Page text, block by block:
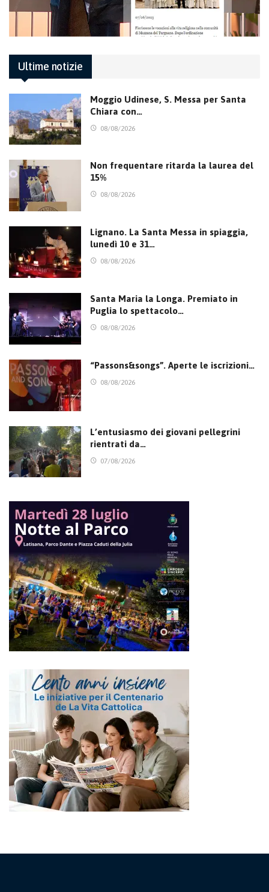
Ultime notizie
Moggio Udinese, S. Messa per Santa
Chiara con…
08/08/2026
Non frequentare ritarda la laurea del
15%
08/08/2026
Lignano. La Santa Messa in spiaggia,
lunedì 10 e 31…
08/08/2026
Santa Maria la Longa. Premiato in
Puglia lo spettacolo…
08/08/2026
“Passons&songs”. Aperte le iscrizioni…
08/08/2026
L’entusiasmo dei giovani pellegrini
rientrati da…
07/08/2026